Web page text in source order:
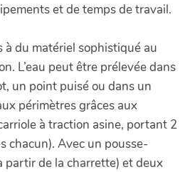
et de temps de travail.
à du matériel sophistiqué au
L’eau peut être prélevée dans
un point puisé ou dans un
périmètres grâces aux
à traction asine, portant 2
chacun). Avec un pousse-
partir de la charrette) et deux